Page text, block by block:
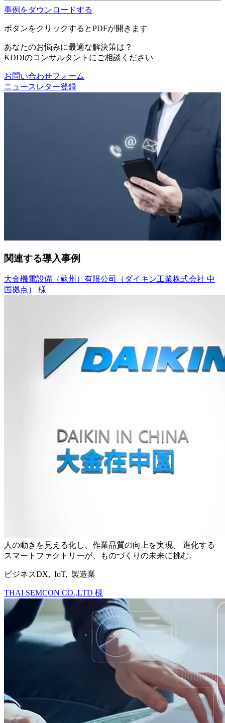
事例をダウンロードする
ボタンをクリックするとPDFが開きます
あなたのお悩みに最適な解決策は？
KDDIのコンサルタントにご相談ください
お問い合わせフォーム
ニュースレター登録
関連する導入事例
大金機電設備（蘇州）有限公司（ダイキン工業株式会社 中
国拠点） 様
人の動きを見える化し、作業品質の向上を実現。 進化する
スマートファクトリーが、ものづくりの未来に挑む。
ビジネスDX, IoT, 製造業
THAI SEMCON CO.,LTD 様